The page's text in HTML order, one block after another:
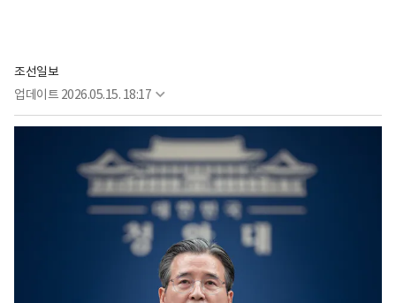
조선일보
업데이트 2026.05.15. 18:17